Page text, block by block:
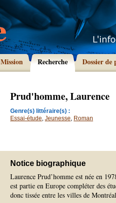
Mission Recherche Dossier de
Prud'homme, Laurence
Genre(s) littéraire(s) :
Essai-étude, Jeunesse, Roman
Notice biographique
Laurence Prud’homme est née en
est partie en Europe compléter des
donc tissée entre les villes de